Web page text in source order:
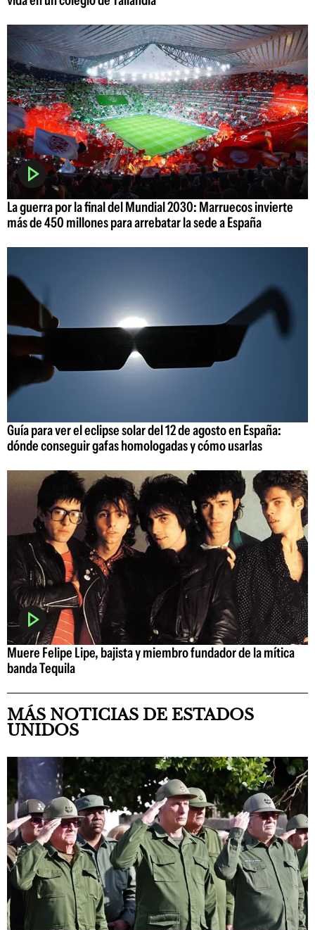
La guerra por la final del Mundial 2030: Marruecos invierte
más de 450 millones para arrebatar la sede a España
Guía para ver el eclipse solar del 12 de agosto en España:
dónde conseguir gafas homologadas y cómo usarlas
Muere Felipe Lipe, bajista y miembro fundador de la mítica
banda Tequila
MÁS NOTICIAS DE ESTADOS
UNIDOS